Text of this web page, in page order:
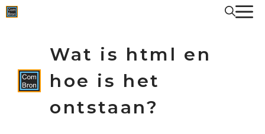
Spring
naar
Wat is html en
hoe is het
ontstaan?